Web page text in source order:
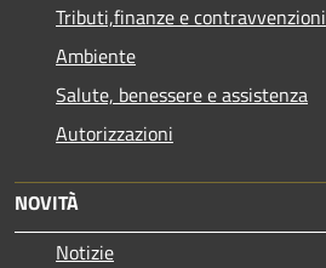
Tributi,finanze e contravvenzioni
Ambiente
Salute, benessere e assistenza
Autorizzazioni
NOVITÀ
Notizie